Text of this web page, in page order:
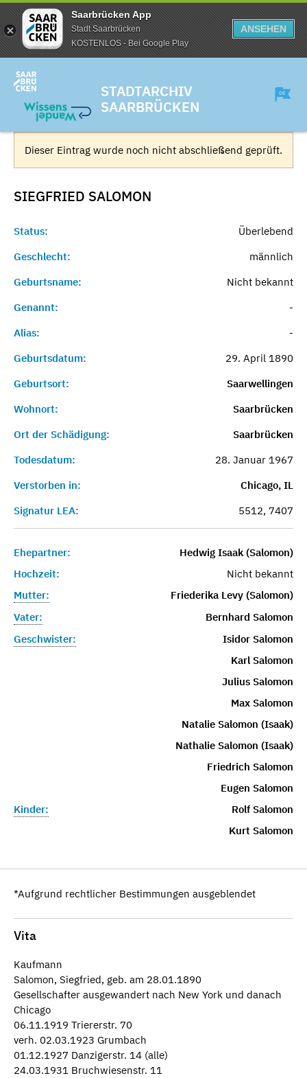
Saarbrücken App
Stadt Saarbrücken
KOSTENLOS - Bei Google Play
ANSEHEN
STADTARCHIV
SAARBRÜCKEN
Dieser Eintrag wurde noch nicht abschließend geprüft.
SIEGFRIED SALOMON
Status:
Überlebend
Geschlecht:
männlich
Geburtsname:
Nicht bekannt
Genannt:
-
Alias:
-
Geburtsdatum:
29. April 1890
Geburtsort:
Saarwellingen
Wohnort:
Saarbrücken
Ort der Schädigung:
Saarbrücken
Todesdatum:
28. Januar 1967
Verstorben in:
Chicago, IL
Signatur LEA:
5512, 7407
Ehepartner:
Hedwig Isaak (Salomon)
Hochzeit:
Nicht bekannt
Mutter:
Friederika Levy (Salomon)
Vater:
Bernhard Salomon
Geschwister:
Isidor Salomon
Karl Salomon
Julius Salomon
Max Salomon
Natalie Salomon (Isaak)
Nathalie Salomon (Isaak)
Friedrich Salomon
Eugen Salomon
Kinder:
Rolf Salomon
Kurt Salomon
*Aufgrund rechtlicher Bestimmungen ausgeblendet
Vita
Kaufmann
Salomon, Siegfried, geb. am 28.01.1890
Gesellschafter ausgewandert nach New York und danach
Chicago
06.11.1919 Triererstr. 70
verh. 02.03.1923 Grumbach
01.12.1927 Danzigerstr. 14 (alle)
24.03.1931 Bruchwiesenstr. 11